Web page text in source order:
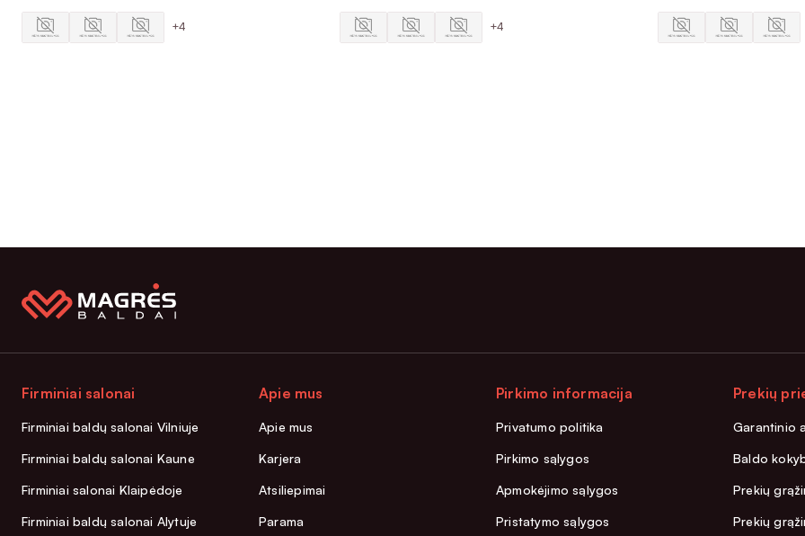
+4 +4
Firminiai salonai
Firminiai baldų salonai Vilniuje
Firminiai baldų salonai Kaune
Firminiai salonai Klaipėdoje
Firminiai baldų salonai Alytuje
Apie mus
Apie mus
Karjera
Atsiliepimai
Parama
Pirkimo informacija
Privatumo politika
Pirkimo sąlygos
Apmokėjimo sąlygos
Pristatymo sąlygos
Prekių
Garantinio
Baldo
Prekių
Prekių